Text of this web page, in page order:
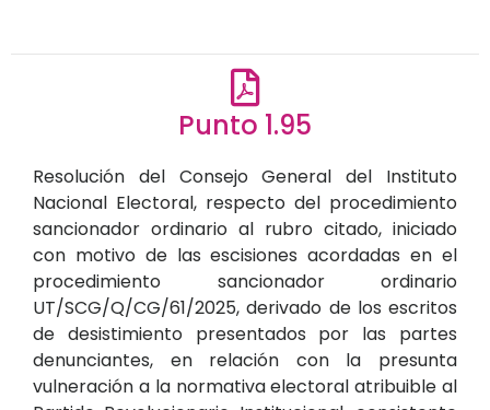
Punto 1.95
Resolución del Consejo General del Instituto
Nacional Electoral, respecto del procedimiento
sancionador ordinario al rubro citado, iniciado
con motivo de las escisiones acordadas en el
procedimiento sancionador ordinario
UT/SCG/Q/CG/61/2025, derivado de los escritos
de desistimiento presentados por las partes
denunciantes, en relación con la presunta
vulneración a la normativa electoral atribuible al